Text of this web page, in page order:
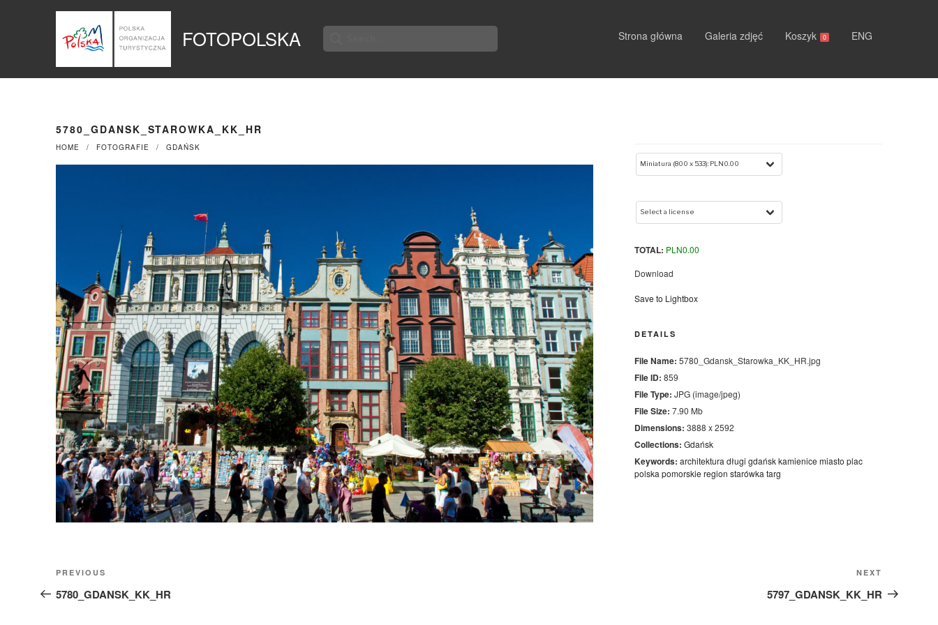
FOTOPOLSKA
Search
for:
Strona główna Galeria zdjęć Koszyk 0 ENG
5780_GDANSK_STAROWKA_KK_HR
HOME FOTOGRAFIE GDAŃSK
TOTAL: PLN0.00
Download
Save to Lightbox
DETAILS
File Name: 5780_Gdansk_Starowka_KK_HR.jpg
File ID: 859
File Type: JPG (image/jpeg)
File Size: 7.90 Mb
Dimensions: 3888 x 2592
Collections: Gdańsk
Keywords: architektura długi gdańskkamienice miasto plac
polska pomorskie region starówka targ
Nawigacja
wpisu
Previous
Post
PREVIOUS
5780_GDANSK_KK_HR
Post
NEXT
5797_GDANSK_KK_HR
Panel zarządzania plikami cookies